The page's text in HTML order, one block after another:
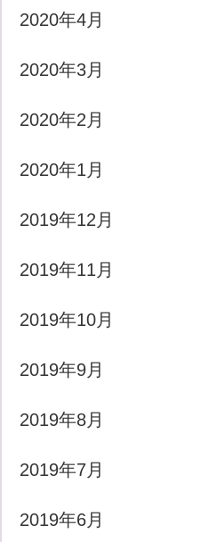
2020年4月
2020年3月
2020年2月
2020年1月
2019年12月
2019年11月
2019年10月
2019年9月
2019年8月
2019年7月
2019年6月